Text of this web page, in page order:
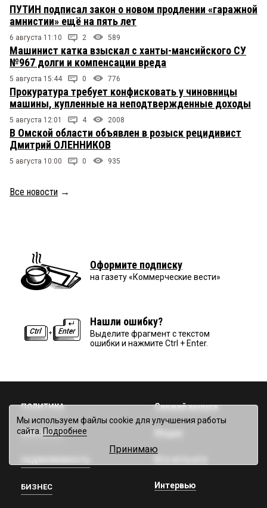
ПУТИН подписал закон о новом продлении «гаражной
амнистии» ещё на пять лет
6 августа 11:10 2 589
Машинист катка взыскал с ханты-мансийского СУ
№967 долги и компенсации вреда
5 августа 15:44 0 776
Прокуратура требует конфисковать у чиновницы
машины, купленные на неподтвержденные доходы
5 августа 12:01 4 2008
В Омской области объявлен в розыск рецидивист
Дмитрий ОЛЕННИКОВ
5 августа 10:00 0 935
Все новости →
Оформите подписку
на газету «Коммерческие вести»
Нашли ошибку?
Выделите фрагмент с текстом
ошибки и нажмите Ctrl + Enter.
ПОЛИТИКА
ФИНАНСЫ
БИЗНЕС
Свежий выпуск
Интервью
Мы используем файлы cookie для улучшения работы
сайта. Подробнее
Принимаю